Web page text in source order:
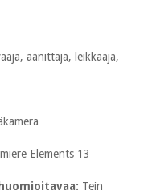
äänittäjä, leikkaaja,
Elements 13
Tein